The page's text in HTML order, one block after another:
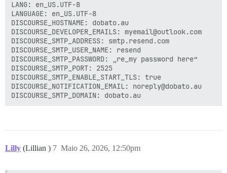
LANG: en_US.UTF-8
LANGUAGE: en_US.UTF-8
DISCOURSE_HOSTNAME: dobato.au
DISCOURSE_DEVELOPER_EMAILS: myemail@outlook.com
DISCOURSE_SMTP_ADDRESS: smtp.resend.com
DISCOURSE_SMTP_USER_NAME: resend
DISCOURSE_SMTP_PASSWORD: „re_my password here”
DISCOURSE_SMTP_PORT: 2525
DISCOURSE_SMTP_ENABLE_START_TLS: true
DISCOURSE_NOTIFICATION_EMAIL: noreply@dobato.au
Lilly (Lillian ) Maio 26, 2026, 12:50pm
7